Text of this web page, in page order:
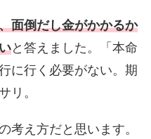
面倒だし金がかかるか
と答えました。「本命
に行く必要がない。期
リ。
考え方だと思います。